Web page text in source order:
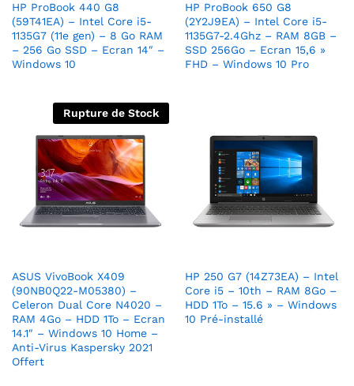
HP ProBook 440 G8
(59T41EA) – Intel Core i5-
1135G7 (11e gen) – 8 Go RAM
– 256 Go SSD – Ecran 14″ –
Windows 10
HP ProBook 650 G8
(2Y2J9EA) – Intel Core i5-
1135G7-2.4Ghz – RAM 8GB –
SSD 256Go – Ecran 15,6 »
FHD – Windows 10 Pro
Rupture de Stock
ASUS VivoBook X409
(90NB0Q22-M05380) –
Celeron Dual Core N4020 –
RAM 4Go – HDD 1To – Ecran
14.1″ – Windows 10 Home –
Anti-Virus Kaspersky 2021
Offert
HP 250 G7 (14Z73EA) – Intel
Core i5 – 10th – RAM 8Go –
HDD 1To – 15.6 » – Windows
10 Pré-installé